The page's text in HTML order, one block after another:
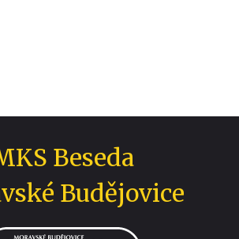
Beseda
Budějovice